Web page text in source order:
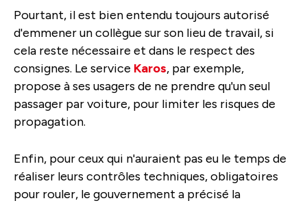
Pourtant, il est bien entendu toujours autorisé
d'emmener un collègue sur son lieu de travail, si
cela reste nécessaire et dans le respect des
consignes. Le service Karos, par exemple,
propose à ses usagers de ne prendre qu'un seul
passager par voiture, pour limiter les risques de
propagation.
Enfin, pour ceux qui n'auraient pas eu le temps de
réaliser leurs contrôles techniques, obligatoires
pour rouler, le gouvernement a précisé la